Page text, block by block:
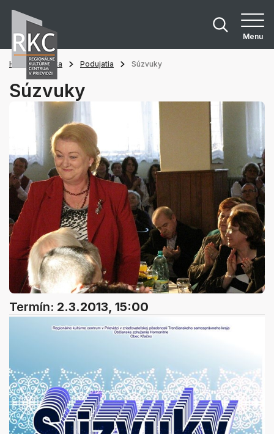
Menu
Hlavná stránka Podujatia Súzvuky
Súzvuky
Termín: 2.3.2013, 15:00